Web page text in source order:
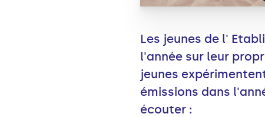
Les jeunes de l'
l'année sur leur
jeunes
émissions dans
écouter :